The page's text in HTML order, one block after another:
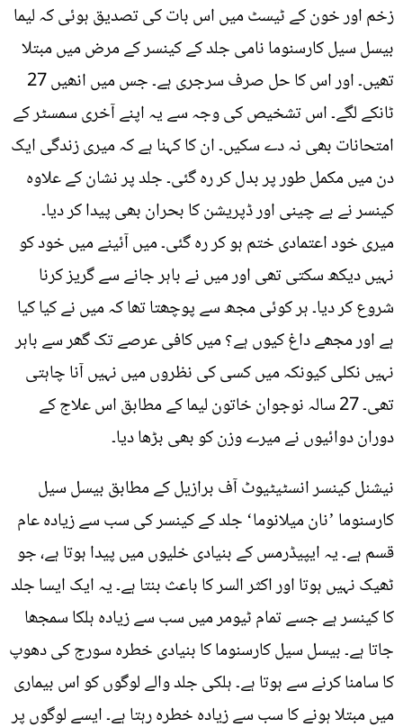
زخم اور خون کے ٹیسٹ میں اس بات کی تصدیق ہوئی کہ لیما
بیسل سیل کارسنوما نامی جلد کے کینسر کے مرض میں مبتلا
تھیں۔ اور اس کا حل صرف سرجری ہے۔ جس میں انھیں 27
ٹانکے لگے۔ اس تشخیص کی وجہ سے یہ اپنے آخری سمسٹر کے
امتحانات بھی نہ دے سکیں۔ ان کا کہنا ہے کہ میری زندگی ایک
دن میں مکمل طور پر بدل کر رہ گئی۔ جلد پر نشان کے علاوہ
کینسر نے بے چینی اور ڈپریشن کا بحران بھی پیدا کر دیا۔
میری خود اعتمادی ختم ہو کر رہ گئی۔ میں آئینے میں خود کو
نہیں دیکھ سکتی تھی اور میں نے باہر جانے سے گریز کرنا
شروع کر دیا۔ ہر کوئی مجھ سے پوچھتا تھا کہ میں نے کیا کیا
ہے اور مجھے داغ کیوں ہے؟ میں کافی عرصے تک گھر سے باہر
نہیں نکلی کیونکہ میں کسی کی نظروں میں نہیں آنا چاہتی
تھی۔ 27 سالہ نوجوان خاتون لیما کے مطابق اس علاج کے
دوران دوائیوں نے میرے وزن کو بھی بڑھا دیا۔
نیشنل کینسر انسٹیٹیوٹ آف برازیل کے مطابق بیسل سیل
کارسنوما ’نان میلانوما‘ جلد کے کینسر کی سب سے زیادہ عام
قسم ہے۔ یہ ایپیڈرمس کے بنیادی خلیوں میں پیدا ہوتا ہے، جو
ٹھیک نہیں ہوتا اور اکثر السر کا باعث بنتا ہے۔ یہ ایک ایسا جلد
کا کینسر ہے جسے تمام ٹیومر میں سب سے زیادہ ہلکا سمجھا
جاتا ہے۔ بیسل سیل کارسنوما کا بنیادی خطرہ سورج کی دھوپ
کا سامنا کرنے سے ہوتا ہے۔ ہلکی جلد والے لوگوں کو اس بیماری
میں مبتلا ہونے کا سب سے زیادہ خطرہ رہتا ہے۔ ایسے لوگوں پر